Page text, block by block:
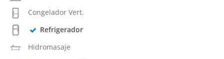
Congelador Vert.
Refrigerador
Hidromasaje